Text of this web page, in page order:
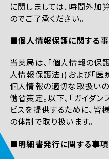
に関しましては、時間外加
のでご了承ください。
■個人情報保護に関する
当薬局は、「個人情報の保
人情報保護法」)および「
個人情報の適切な取扱い
働省策定。以下、「ガイダ
ビスを提供するために、
の体制で取り扱います。
■明細書発行に関する事項